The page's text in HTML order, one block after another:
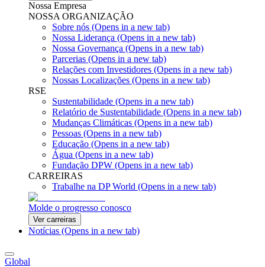
Nossa Empresa
NOSSA ORGANIZAÇÃO
Sobre nós (Opens in a new tab)
Nossa Liderança (Opens in a new tab)
Nossa Governança (Opens in a new tab)
Parcerias (Opens in a new tab)
Relações com Investidores (Opens in a new tab)
Nossas Localizações (Opens in a new tab)
RSE
Sustentabilidade (Opens in a new tab)
Relatório de Sustentabilidade (Opens in a new tab)
Mudanças Climáticas (Opens in a new tab)
Pessoas (Opens in a new tab)
Educação (Opens in a new tab)
Água (Opens in a new tab)
Fundação DPW (Opens in a new tab)
CARREIRAS
Trabalhe na DP World (Opens in a new tab)
Molde o progresso conosco
Ver carreiras
Notícias (Opens in a new tab)
Global